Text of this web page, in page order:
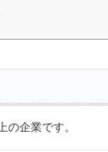
企業です。